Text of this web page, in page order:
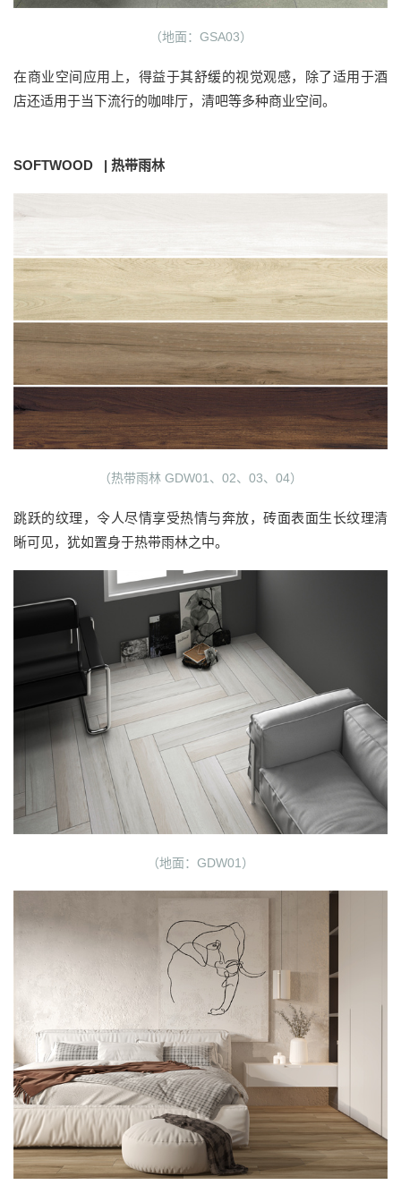
（地面：GSA03）
在商业空间应用上，得益于其舒缓的视觉观感，除了适用于酒
店还适用于当下流行的咖啡厅，清吧等多种商业空间。
SOFTWOOD | 热带雨林
（热带雨林 GDW01、02、03、04）
跳跃的纹理，令人尽情享受热情与奔放，砖面表面生长纹理清
晰可见，犹如置身于热带雨林之中。
（地面：GDW01）